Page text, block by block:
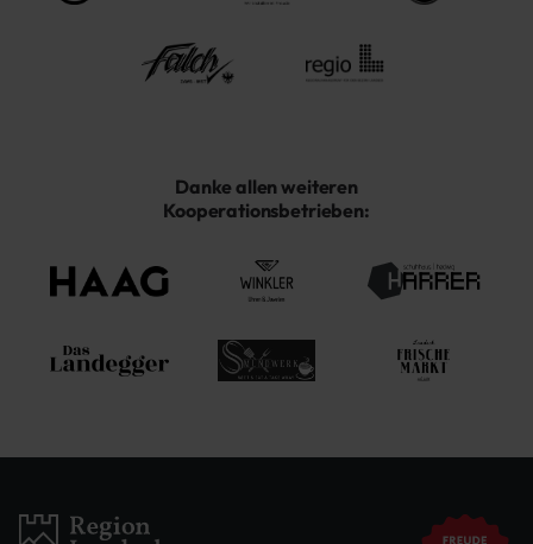
Danke allen weiteren
Kooperationsbetrieben: